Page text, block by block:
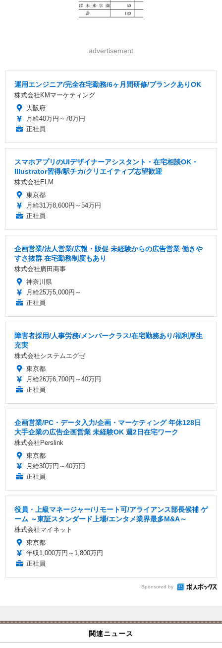
advertisement
運用エンジニア/完全在宅勤務/6ヶ月間研修/ブランクありOK
株式会社KMマーケティング
大阪府
月給40万円～78万円
正社員
スマホアプリのUIデザイナーアシスタント・在宅相談OK・
Illustrator習得/駅チカ/クリエイティブ志望歓迎
株式会社ELM
東京都
月給31万8,600円～54万円
正社員
企画営業/法人営業/広報・販促 未経験からの広告営業 働きや
すさ抜群 在宅勤務制度もあり
株式会社廣田商事
神奈川県
月給25万5,000円～
正社員
障害者採用/人事労務/メンバークラス/在宅勤務あり/福利厚生
充実
株式会社システムエグゼ
東京都
月給26万6,700円～40万円
正社員
企画営業/PC・データ入力/企画・マーケティング 年休128日
大手企業の広告企画営業 未経験OK 週2日在宅ワーク
株式会社Perslink
東京都
月給30万円～40万円
正社員
役員・上級マネージャー/リモート可/アライアンス部長候補 ゲ
ーム ～東証スタンダード上場/エンタメ業界最多M&A～
株式会社マイネット
東京都
年収1,000万円～1,800万円
正社員
Sponsored by
関連ニュース